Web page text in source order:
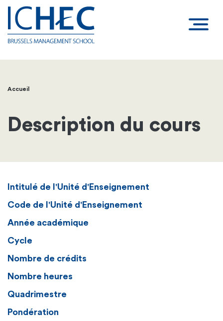
Fil
d'Ariane
Accueil
Description du cours
Intitulé de l'Unité d'Enseignement
Code de l'Unité d'Enseignement
Année académique
Cycle
Nombre de crédits
Nombre heures
Quadrimestre
Pondération